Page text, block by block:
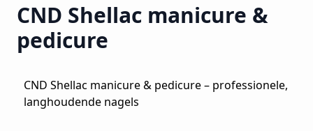
CND Shellac manicure &
pedicure
CND Shellac manicure & pedicure – professionele,
langhoudende nagels